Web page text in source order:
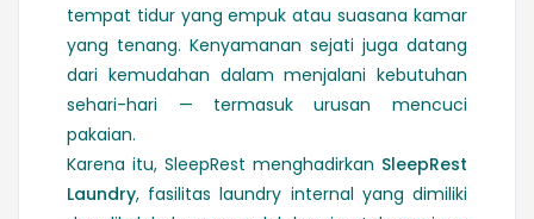
tempat tidur yang empuk atau suasana kamar
yang tenang. Kenyamanan sejati juga datang
dari kemudahan dalam menjalani kebutuhan
sehari-hari — termasuk urusan mencuci
pakaian.
Karena itu, SleepRest menghadirkan SleepRest
Laundry, fasilitas laundry internal yang dimiliki